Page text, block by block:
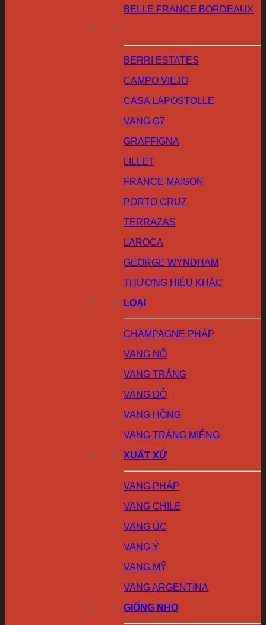
BELLE FRANCE BORDEAUX
BERRI ESTATES
CAMPO VIEJO
CASA LAPOSTOLLE
VANG G7
GRAFFIGNA
LILLET
FRANCE MAISON
PORTO CRUZ
TERRAZAS
LAROCA
GEORGE WYNDHAM
THƯƠNG HIỆU KHÁC
LOẠI
CHAMPAGNE PHÁP
VANG NỔ
VANG TRẮNG
VANG ĐỎ
VANG HỒNG
VANG TRÁNG MIỆNG
XUẤT XỨ
VANG PHÁP
VANG CHILE
VANG ÚC
VANG Ý
VANG MỸ
VANG ARGENTINA
GIỐNG NHO